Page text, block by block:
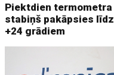
Piektdien termometra
stabiņš pakāpsies līdz
+24 grādiem